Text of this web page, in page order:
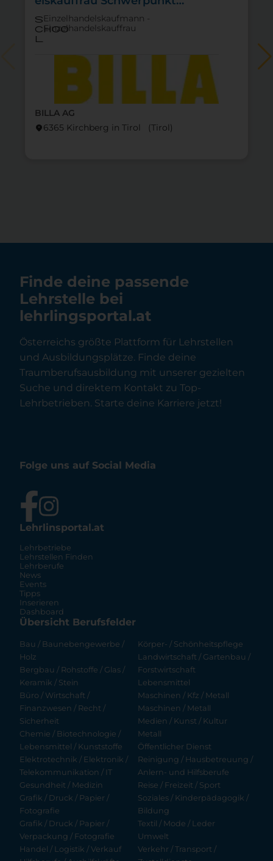
BILLA AG
location_on6365 Kirchberg in Tirol (Tirol)
Lebensmittel
s
choo
l
Einzelhandelskaufmann -
Einzelhandelskauffrau
Finde deine passende
Lehrstelle bei
lehrlingsportal.at
Österreichs größte Plattform für Lehrstellen
und Ausbildungsplätze. Finde deine
Traumberufsausbildung mit unserer gezielten
Suche und direktem Kontakt zu Top-
Lehrbetrieben. Starte deine Karriere jetzt!
Folge uns auf Social Media
Lehrlinsportal.at
Lehrbetriebe
Lehrstellen Finden
Lehrberufe
News
Events
Tipps
Inserieren
Dashboard
Übersicht Berufsfelder
Bau / Baunebengewerbe /
Holz
Bergbau / Rohstoffe / Glas /
Keramik / Stein
Büro / Wirtschaft /
Finanzwesen / Recht /
Sicherheit
Chemie / Biotechnologie /
Lebensmittel / Kunststoffe
Elektrotechnik / Elektronik /
Telekommunikation / IT
Gesundheit / Medizin
Grafik / Druck / Papier /
Fotografie
Grafik / Druck / Papier /
Verpackung / Fotografie
Handel / Logistik / Verkauf
Körper- / Schönheitspflege
Landwirtschaft / Gartenbau /
Forstwirtschaft
Lebensmittel
Maschinen / Kfz / Metall
Maschinen / Metall
Medien / Kunst / Kultur
Metall
Öffentlicher Dienst
Reinigung / Hausbetreuung /
Anlern- und Hilfsberufe
Reise / Freizeit / Sport
Soziales / Kinderpädagogik /
Bildung
Textil / Mode / Leder
Umwelt
Verkehr / Transport /